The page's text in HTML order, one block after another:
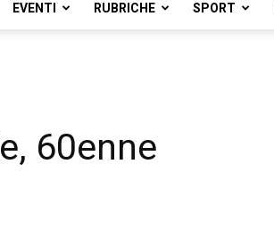
Voce
EVENTI RUBRICHE SPORT
60enne